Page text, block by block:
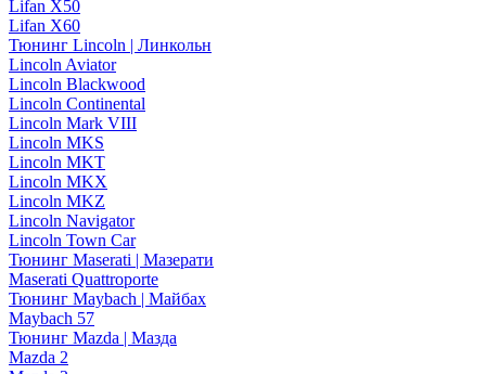
Lifan X50
Lifan X60
Тюнинг Lincoln | Линкольн
Lincoln Aviator
Lincoln Blackwood
Lincoln Continental
Lincoln Mark VIII
Lincoln MKS
Lincoln MKT
Lincoln MKX
Lincoln MKZ
Lincoln Navigator
Lincoln Town Car
Тюнинг Maserati | Мазерати
Maserati Quattroporte
Тюнинг Maybach | Майбах
Maybach 57
Тюнинг Mazda | Мазда
Mazda 2